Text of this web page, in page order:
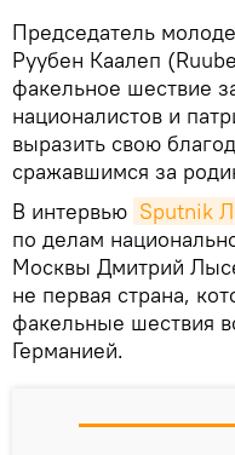
Председатель
Руубен Каалеп
факельное шествие
националистов и
выразить свою
сражавшимся за
В интервью Sputnik
по делам
Москвы Дмитрий
не первая страна,
факельные шествия
Германией.